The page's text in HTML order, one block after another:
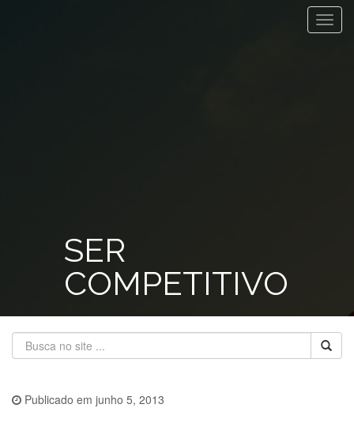
SER
COMPETITIVO
Publicado em junho 5, 2013